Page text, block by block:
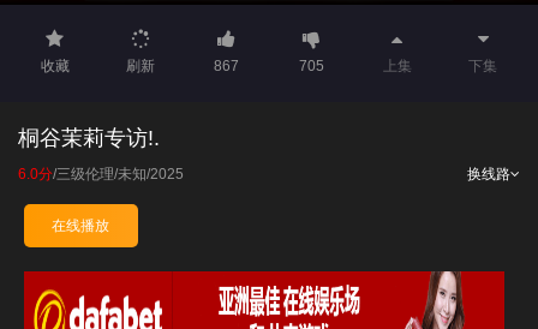
收藏 刷新 867 705 上集 下集
桐谷茉莉专访!.
换线路
6.0分/三级伦理/未知/2025
在线播放